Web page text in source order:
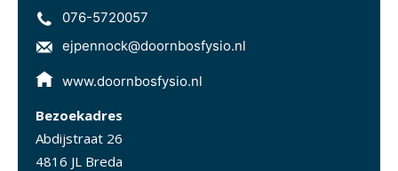
076-5720057
ejpennock@doornbosfysio.nl
www.doornbosfysio.nl
Bezoekadres
Abdijstraat 26
4816 JL Breda